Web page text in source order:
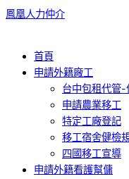
Skip
鳳凰人力仲介
Primary
Navigation
首頁
申請外籍廠工
台中包租代管
申請農業移工
特定工廠登記
移工宿舍健檢
四國移工宣導
申請外籍看護幫傭